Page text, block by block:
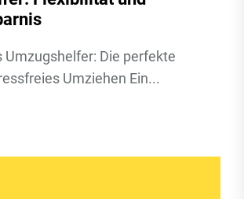
Umzugshelfer: Die perfekte
Umziehen Ein...